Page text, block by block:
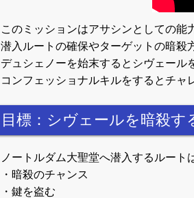
このミッションはアサシンとしての能
潜入ルートの確保やターゲットの暗殺
デュシェノーを始末するとシヴェール
コンフェッショナルキルをするとチャ
目標：シヴェールを暗殺す
ノートルダム大聖堂へ潜入するルート
・暗殺のチャンス
・鍵を盗む